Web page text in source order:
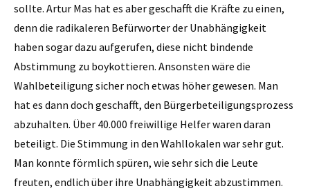
sollte. Artur Mas hat es aber geschafft die Kräfte zu einen,
denn die radikaleren Befürworter der Unabhängigkeit
haben sogar dazu aufgerufen, diese nicht bindende
Abstimmung zu boykottieren. Ansonsten wäre die
Wahlbeteiligung sicher noch etwas höher gewesen. Man
hat es dann doch geschafft, den Bürgerbeteiligungsprozess
abzuhalten. Über 40.000 freiwillige Helfer waren daran
beteiligt. Die Stimmung in den Wahllokalen war sehr gut.
Man konnte förmlich spüren, wie sehr sich die Leute
freuten, endlich über ihre Unabhängigkeit abzustimmen.